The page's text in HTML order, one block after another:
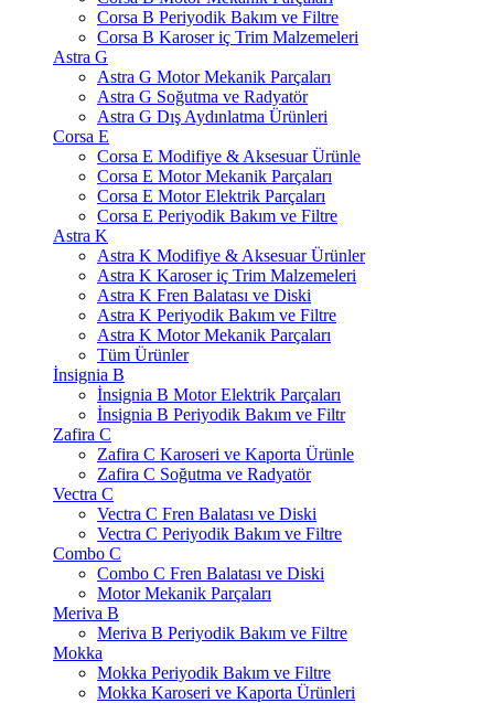
Corsa B Periyodik Bakım ve Filtre
Corsa B Karoser iç Trim Malzemeleri
Astra G
Astra G Motor Mekanik Parçaları
Astra G Soğutma ve Radyatör
Astra G Dış Aydınlatma Ürünleri
Corsa E
Corsa E Modifiye & Aksesuar Ürünle
Corsa E Motor Mekanik Parçaları
Corsa E Motor Elektrik Parçaları
Corsa E Periyodik Bakım ve Filtre
Astra K
Astra K Modifiye & Aksesuar Ürünler
Astra K Karoser iç Trim Malzemeleri
Astra K Fren Balatası ve Diski
Astra K Periyodik Bakım ve Filtre
Astra K Motor Mekanik Parçaları
Tüm Ürünler
İnsignia B
İnsignia B Motor Elektrik Parçaları
İnsignia B Periyodik Bakım ve Filtr
Zafira C
Zafira C Karoseri ve Kaporta Ürünle
Zafira C Soğutma ve Radyatör
Vectra C
Vectra C Fren Balatası ve Diski
Vectra C Periyodik Bakım ve Filtre
Combo C
Combo C Fren Balatası ve Diski
Motor Mekanik Parçaları
Meriva B
Meriva B Periyodik Bakım ve Filtre
Mokka
Mokka Periyodik Bakım ve Filtre
Mokka Karoseri ve Kaporta Ürünleri